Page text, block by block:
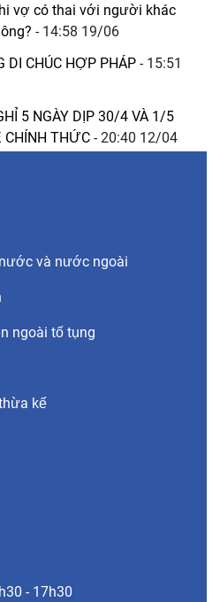
vợ có thai với người khác
- 14:58 19/06
DI CHÚC HỢP PHÁP - 15:51
5 NGÀY DỊP 30/4 VÀ 1/5
CHÍNH THỨC - 20:40 12/04
và nước ngoài
ngoài tố tụng
kế
- 17h30